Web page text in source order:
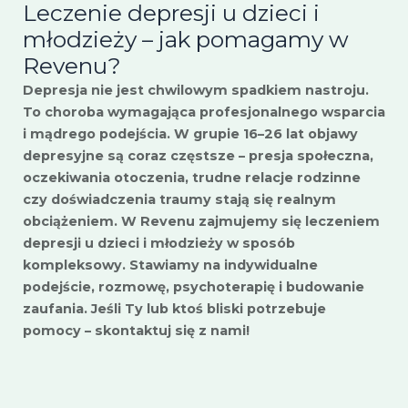
Leczenie depresji u dzieci i
młodzieży – jak pomagamy w
Revenu?
Depresja nie jest chwilowym spadkiem nastroju.
To choroba wymagająca profesjonalnego wsparcia
i mądrego podejścia. W grupie 16–26 lat objawy
depresyjne są coraz częstsze – presja społeczna,
oczekiwania otoczenia, trudne relacje rodzinne
czy doświadczenia traumy stają się realnym
obciążeniem. W Revenu zajmujemy się leczeniem
depresji u dzieci i młodzieży w sposób
kompleksowy. Stawiamy na indywidualne
podejście, rozmowę, psychoterapię i budowanie
zaufania. Jeśli Ty lub ktoś bliski potrzebuje
pomocy – skontaktuj się z nami!